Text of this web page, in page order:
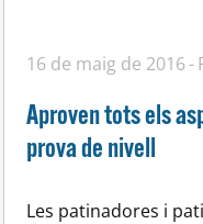
16 de maig de 2016
Aproven tots els
prova de nivell
Les patinadores i